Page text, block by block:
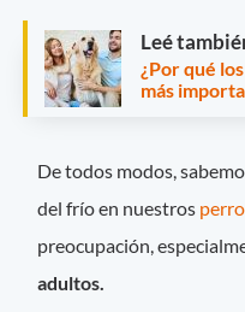
Leé
¿Por qué
más
De todos modos,
del frío en nuestros
preocupación,
adultos.